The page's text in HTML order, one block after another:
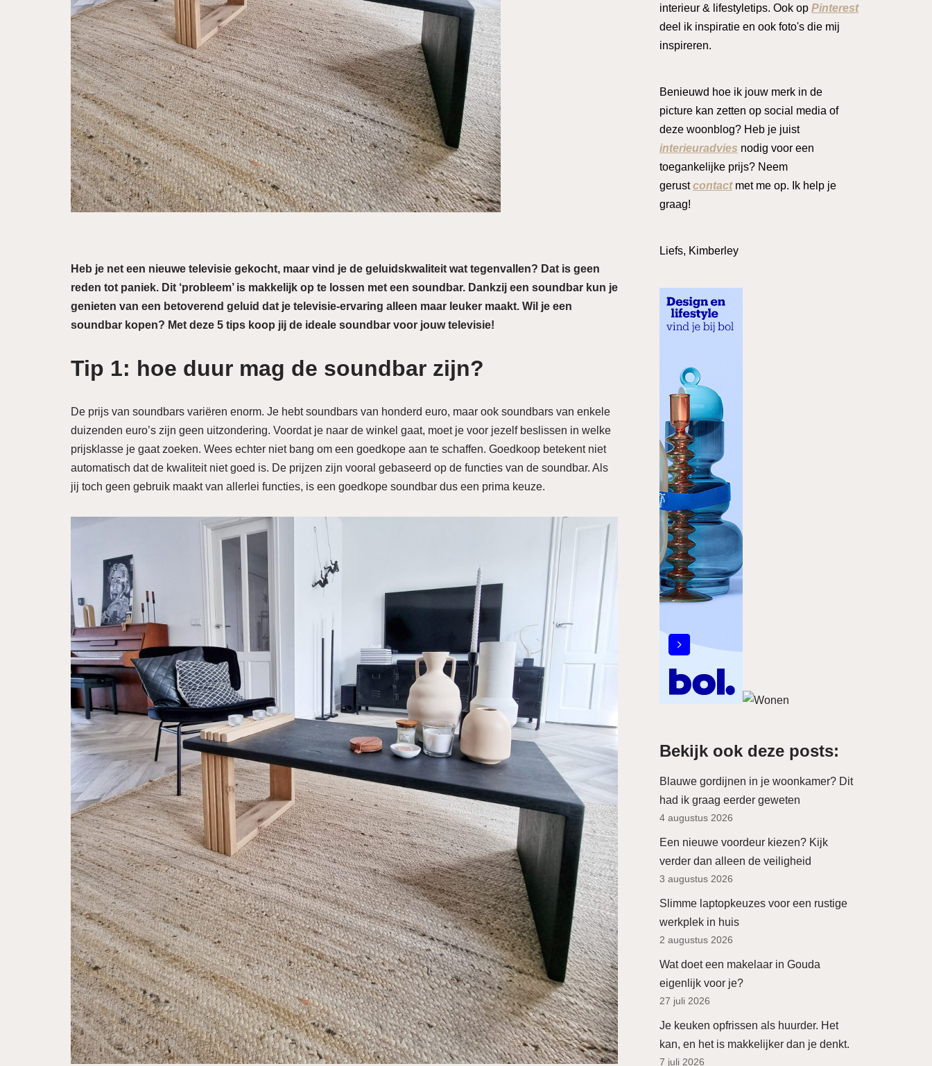
Heb je net een nieuwe televisie gekocht, maar vind je de geluidskwaliteit wat tegenvallen? Dat is geen
reden tot paniek. Dit ‘probleem’ is makkelijk op te lossen met een soundbar. Dankzij een soundbar kun je
genieten van een betoverend geluid dat je televisie-ervaring alleen maar leuker maakt. Wil je een
soundbar kopen? Met deze 5 tips koop jij de ideale soundbar voor jouw televisie!
Tip 1: hoe duur mag de soundbar zijn?
De prijs van soundbars variëren enorm. Je hebt soundbars van honderd euro, maar ook soundbars van enkele
duizenden euro’s zijn geen uitzondering. Voordat je naar de winkel gaat, moet je voor jezelf beslissen in welke
prijsklasse je gaat zoeken. Wees echter niet bang om een goedkope aan te schaffen. Goedkoop betekent niet
automatisch dat de kwaliteit niet goed is. De prijzen zijn vooral gebaseerd op de functies van de soundbar. Als
jij toch geen gebruik maakt van allerlei functies, is een goedkope soundbar dus een prima keuze.
interieur & lifestyletips. Ook op Pinterest
deel ik inspiratie en ook foto's die mij
inspireren.
Benieuwd hoe ik jouw merk in de
picture kan zetten op social media of
deze woonblog? Heb je juist
interieuradvies nodig voor een
toegankelijke prijs? Neem
gerustcontactmet me op. Ik help je
graag!
Liefs, Kimberley
Bekijk ook deze posts:
Blauwe gordijnen in je woonkamer? Dit
had ik graag eerder geweten
4 augustus 2026
Een nieuwe voordeur kiezen? Kijk
verder dan alleen de veiligheid
3 augustus 2026
Slimme laptopkeuzes voor een rustige
werkplek in huis
2 augustus 2026
Wat doet een makelaar in Gouda
eigenlijk voor je?
27 juli 2026
Je keuken opfrissen als huurder. Het
kan, en het is makkelijker dan je denkt.
7 juli 2026